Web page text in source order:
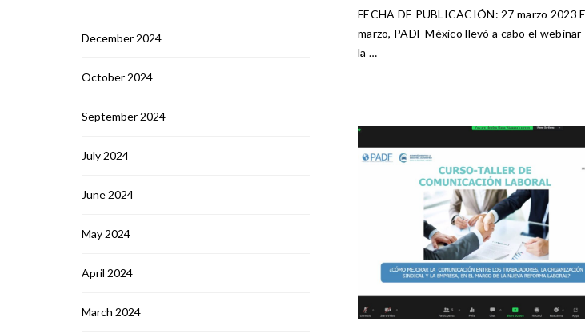
FECHA DE PUBLICACIÓN: 27 marzo 2023
marzo, PADF México llevó a cabo el
la …
December 2024
October 2024
September 2024
July 2024
June 2024
May 2024
April 2024
March 2024